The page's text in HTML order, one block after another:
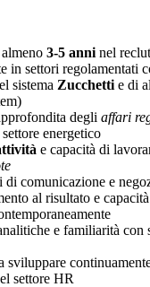
3-5 anni nel
in settori regolamentati
sistema Zucchetti e di
degli affari
energetico
e capacità di
di comunicazione e
al risultato e
e familiarità con
sviluppare
settore HR